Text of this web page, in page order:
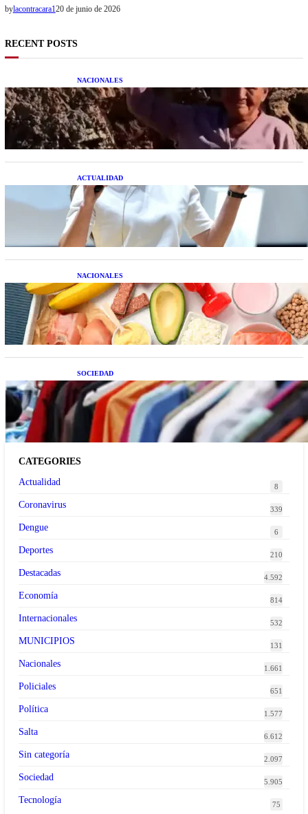
bylacontracara120 de junio de 2026
RECENT POSTS
NACIONALES
Una mujer asegura haber peleado con un
extraterrestre cuerpo a cuerpo
ACTUALIDAD
La startup creada por una salteña que busca
resolver el estrés financiero en Latinoamérica
NACIONALES
Nutrición inteligente: Cinco superalimentos de
temporada que deberías sumar a tu dieta este mes
SOCIEDAD
Las grandes marcas globales se suman a la
tendencia de la ropa de segunda mano premium
CATEGORIES
Actualidad
8
Coronavirus 339
Dengue 6
Deportes 210
Destacadas 4.592
Economía 814
Internacionales 532
MUNICIPIOS 131
Nacionales 1.661
Policiales 651
Política 1.577
Salta 6.612
Sin categoría 2.097
Sociedad 5.905
Tecnología 75